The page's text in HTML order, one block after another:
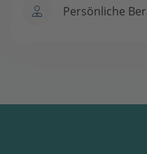
Persönliche